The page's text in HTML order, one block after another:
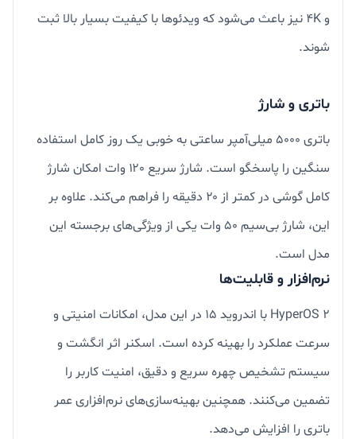
و 4K نیز باعث می‌شود که ویدئوها با کیفیت بسیار بالا ثبت
شوند.
باتری و شارژ
باتری ۵۰۰۰ میلی‌آمپر ساعتی به خوبی یک روز کامل استفاده
سنگین را پاسخگو است. شارژ سریع ۱۲۰ وات امکان شارژ
کامل گوشی در کمتر از ۲۰ دقیقه را فراهم می‌کند. علاوه بر
این، شارژ بی‌سیم ۵۰ وات یکی از ویژگی‌های برجسته این
مدل است.
نرم‌افزار و قابلیت‌ها
HyperOS 2 با اندروید ۱۵ در این مدل، امکانات امنیتی و
سرعت عملکرد را بهینه کرده است. اسکنر اثر انگشت و
سیستم تشخیص چهره سریع و دقیق، امنیت کاربر را
تضمین می‌کنند. همچنین بهینه‌سازی‌های نرم‌افزاری عمر
باتری را افزایش می‌دهد.